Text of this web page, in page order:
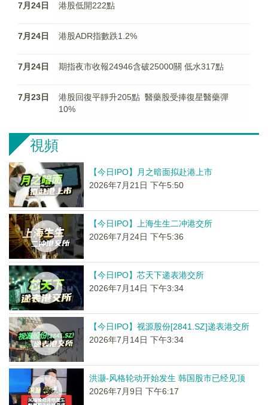
7月24日 港股低開222點
7月24日 港股ADR指數跌1.2%
7月24日 期指夜市收報24946含破25000關 低水317點
7月23日
港股回復平靜升205點 醫藥股受捧復星醫藥彈
10%
視頻
【今日IPO】月之暗面拟赴港上市
2026年7月21日 下午5:50
【今日IPO】上海生生二冲港交所
2026年7月24日 下午5:36
【今日IPO】芯天下递表港交所
2026年7月14日 下午3:34
【今日IPO】视源股份[2841.SZ]递表港交所
2026年7月14日 下午3:34
洪灏-风格轮动开始发生 韩国股市已经见顶
2026年7月9日 下午6:17